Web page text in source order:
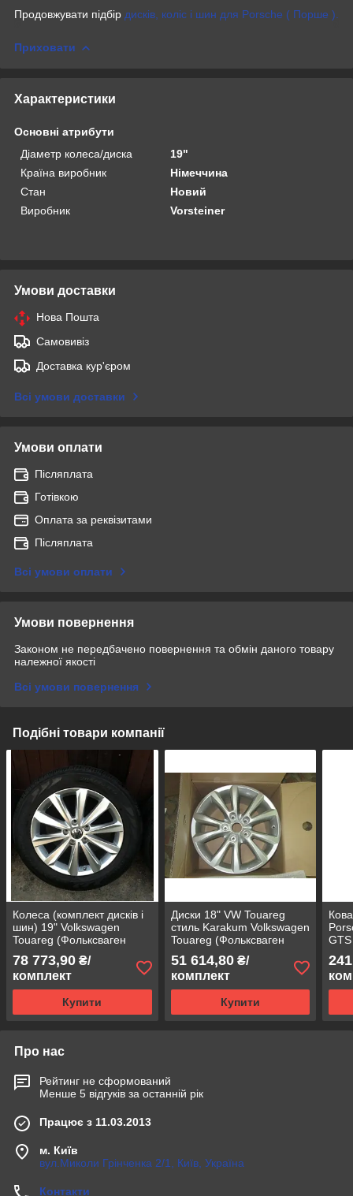
Продовжувати підбір дисків, коліс і шин для Porsche ( Порше ).
Приховати
Характеристики
Основні атрибути
Діаметр колеса/диска
19"
Країна виробник
Німеччина
Стан
Новий
Виробник
Vorsteiner
Умови доставки
Нова Пошта
Самовивіз
Доставка кур'єром
Всі умови доставки
Умови оплати
Післяплата
Готівкою
Оплата за реквізитами
Післяплата
Всі умови оплати
Умови повернення
Законом не передбачено повернення та обмін даного товару
належної якості
Всі умови повернення
Подібні товари компанії
Колеса (комплект дисків і
шин) 19" Volkswagen
Touareg (Фольксваген
Туарег) стиль Salamanca (
Саламанка)
78 773,90 ₴/
комплект
Купити
Диски 18" VW Touareg
стиль Karakum Volkswagen
Touareg (Фольксваген
Туарег)
51 614,80₴/
комплект
Купити
GTS
Про нас
Рейтинг не сформований
Менше 5 відгуків за останній рік
Працює з 11.03.2013
м. Київ
вул.Миколи Грінченка 2/1, Київ, Україна
Контакти